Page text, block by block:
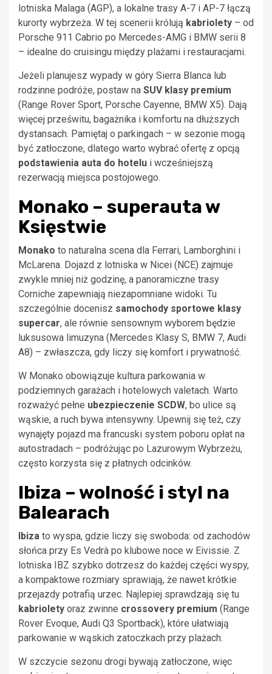
lotniska Malaga (AGP), a lokalne trasy A-7 i AP-7 łączą
kurorty wybrzeża. W tej scenerii królują kabriolety – od
Porsche 911 Cabrio po Mercedes-AMG i BMW serii 8
– idealne do cruisingu między plażami i restauracjami.
Jeżeli planujesz wypady w góry Sierra Blanca lub
rodzinne podróże, postaw na SUV klasy premium
(Range Rover Sport, Porsche Cayenne, BMW X5). Dają
więcej prześwitu, bagażnika i komfortu na dłuższych
dystansach. Pamiętaj o parkingach – w sezonie mogą
być zatłoczone, dlatego warto wybrać ofertę z opcją
podstawienia auta do hotelu i wcześniejszą
rezerwacją miejsca postojowego.
Monako – superauta w
Księstwie
Monako to naturalna scena dla Ferrari, Lamborghini i
McLarena. Dojazd z lotniska w Nicei (NCE) zajmuje
zwykle mniej niż godzinę, a panoramiczne trasy
Corniche zapewniają niezapomniane widoki. Tu
szczególnie docenisz samochody sportowe klasy
supercar, ale równie sensownym wyborem będzie
luksusowa limuzyna (Mercedes Klasy S, BMW 7, Audi
A8) – zwłaszcza, gdy liczy się komfort i prywatność.
W Monako obowiązuje kultura parkowania w
podziemnych garażach i hotelowych valetach. Warto
rozważyć pełne ubezpieczenie SCDW, bo ulice są
wąskie, a ruch bywa intensywny. Upewnij się też, czy
wynajęty pojazd ma francuski system poboru opłat na
autostradach – podróżując po Lazurowym Wybrzeżu,
często korzysta się z płatnych odcinków.
Ibiza – wolność i styl na
Balearach
Ibiza to wyspa, gdzie liczy się swoboda: od zachodów
słońca przy Es Vedrà po klubowe noce w Eivissie. Z
lotniska IBZ szybko dotrzesz do każdej części wyspy,
a kompaktowe rozmiary sprawiają, że nawet krótkie
przejazdy potrafią urzec. Najlepiej sprawdzają się tu
kabriolety oraz zwinne crossovery premium (Range
Rover Evoque, Audi Q3 Sportback), które ułatwiają
parkowanie w wąskich zatoczkach przy plażach.
W szczycie sezonu drogi bywają zatłoczone, więc